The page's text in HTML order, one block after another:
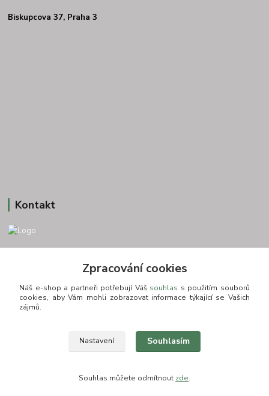
Biskupcova 37, Praha 3
Kontakt
Otevírací doba: PO-PÁ: 9:00-16:00 NUTNÁ REZERVACE
info@zkusnositko.cz
© Copyright 2015-2026 ZkusNositko.cz
Zpracování cookies
Náš e-shop a partneři potřebují Váš souhlas s použitím souborů
cookies, aby Vám mohli zobrazovat informace týkající se Vašich
zájmů.
Nastavení Souhlasím
Souhlas můžete odmítnout zde.